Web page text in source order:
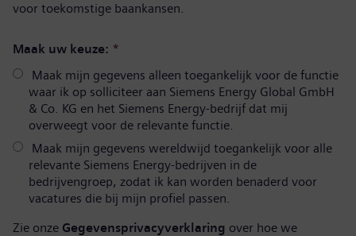
voor toekomstige baankansen.
Maak uw keuze: *
Maak mijn gegevens alleen toegankelijk voor de functie
waar ik op solliciteer aan Siemens Energy Global GmbH
& Co. KG en het Siemens Energy-bedrijf dat mij
overweegt voor de relevante functie.
Maak mijn gegevens wereldwijd toegankelijk voor alle
relevante Siemens Energy-bedrijven in de
bedrijvengroep, zodat ik kan worden benaderd voor
vacatures die bij mijn profiel passen.
Zie onze Gegevensprivacyverklaring over hoe we